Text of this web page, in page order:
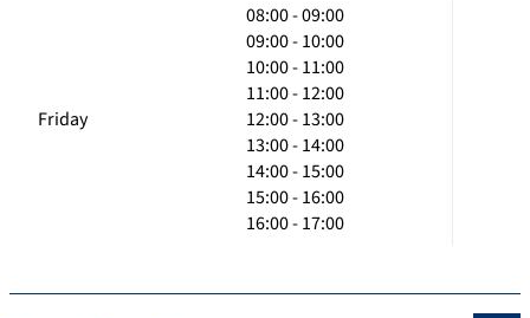
Friday
08:00 - 09:00
09:00 - 10:00
10:00 - 11:00
11:00 - 12:00
12:00 - 13:00
13:00 - 14:00
14:00 - 15:00
15:00 - 16:00
16:00 - 17:00